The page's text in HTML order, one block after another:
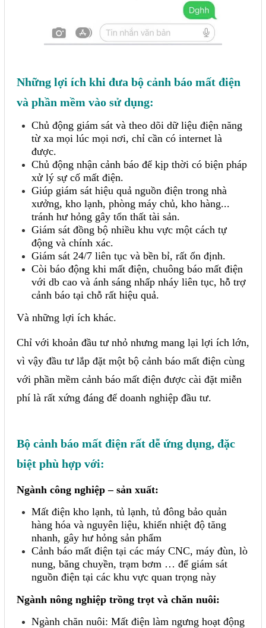
Những lợi ích khi đưa bộ cảnh báo mất điện
và phần mềm vào sử dụng:
Chủ động giám sát và theo dõi dữ liệu điện năng
từ xa mọi lúc mọi nơi, chỉ cần có internet là
được.
Chủ động nhận cảnh báo để kịp thời có biện pháp
xử lý sự cố mất điện.
Giúp giám sát hiệu quả nguồn điện trong nhà
xưởng, kho lạnh, phòng máy chủ, kho hàng...
tránh hư hỏng gây tổn thất tài sản.
Giám sát đồng bộ nhiều khu vực một cách tự
động và chính xác.
Giám sát 24/7 liên tục và bền bỉ, rất ổn định.
Còi báo động khi mất điện, chuông báo mất điện
với db cao và ánh sáng nhấp nháy liên tục, hỗ trợ
cảnh báo tại chỗ rất hiệu quả.
Và những lợi ích khác.
Chỉ với khoản đầu tư nhỏ nhưng mang lại lợi ích lớn,
vì vậy đầu tư lắp đặt một bộ cảnh báo mất điện cùng
với phần mềm cảnh báo mất điện được cài đặt miễn
phí là rất xứng đáng để doanh nghiệp đầu tư.
Bộ cảnh báo mất điện rất dễ ứng dụng, đặc
biệt phù hợp với:
Ngành công nghiệp – sản xuất:
Mất điện kho lạnh, tủ lạnh, tủ đông bảo quản
hàng hóa và nguyên liệu, khiến nhiệt độ tăng
nhanh, gây hư hỏng sản phẩm
Cảnh báo mất điện tại các máy CNC, máy đùn, lò
nung, băng chuyền, trạm bơm … để giám sát
nguồn điện tại các khu vực quan trọng này
Ngành nông nghiệp trồng trọt và chăn nuôi:
Ngành chăn nuôi: Mất điện làm ngưng hoạt động